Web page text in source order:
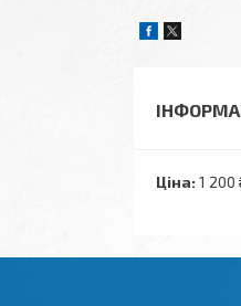
Ціна: 1 200